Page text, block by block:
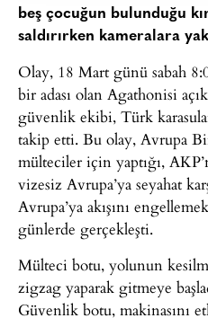
beş çocuğun bulunduğu
saldırırken kameralara
Olay, 18 Mart günü sabah
bir adası olan Agathonisi
güvenlik ekibi, Türk
takip etti. Bu olay, Avrupa
mülteciler için yaptığı,
vizesiz Avrupa’ya seyahat
Avrupa’ya akışını
günlerde gerçekleşti.
Mülteci botu, yolunun
zigzag yaparak gitmeye
Güvenlik botu, makinasını